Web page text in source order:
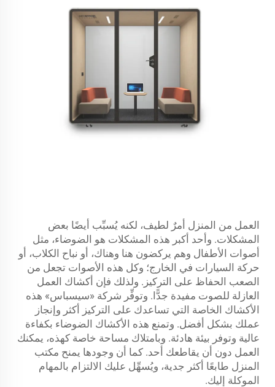
العمل من المنزل أمرٌ لطيف، لكنه يُسبِّب أيضًا بعض
المشكلات. وأحد أكبر هذه المشكلات هو الضوضاء، مثل
أصوات الأطفال وهم يركضون هنا وهناك، أو نباح الكلاب، أو
حركة السيارات في الخارج؛ وكل هذه الأصوات تجعل من
الصعب الحفاظ على التركيز. ولذلك فإن أكشاك العمل
العازلة للصوت مفيدة جدًّا. وتوفِّر شركة «سيسباس» هذه
الأكشاك الخاصة التي تساعدك على التركيز أكثر وإنجاز
عملك بشكل أفضل. وتمنع هذه الأكشاك الضوضاء بكفاءة
عالية وتوفر بيئة هادئة. وبامتلاك مساحة خاصة كهذه، يمكنك
العمل دون أن يقاطعك أحد. كما أن وجودها يمنح مكتب
المنزل طابعًا أكثر جدية، ويُسهِّل عليك الالتزام بالمهام
الموكلة إليك.